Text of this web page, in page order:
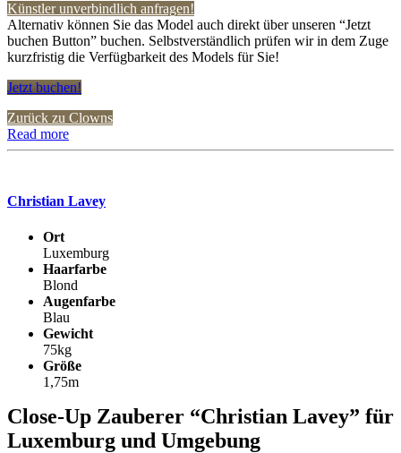
Künstler unverbindlich anfragen!
Alternativ können Sie das Model auch direkt über unseren “Jetzt
buchen Button” buchen. Selbstverständlich prüfen wir in dem Zuge
kurzfristig die Verfügbarkeit des Models für Sie!
Jetzt buchen!
Zurück zu Clowns
Read more
Christian Lavey
Ort
Luxemburg
Haarfarbe
Blond
Augenfarbe
Blau
Gewicht
75kg
Größe
1,75m
Close-Up Zauberer “Christian Lavey” für
Luxemburg und Umgebung